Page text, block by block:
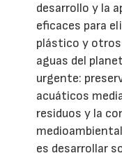
desarrollo y la
eficaces para
plástico y
aguas del
urgente:
acuáticos
residuos y la
es desarrollar